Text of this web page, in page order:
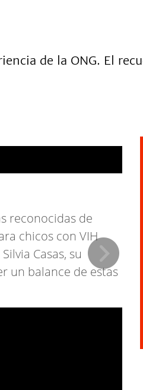
de la ONG. El
reconocidas de
chicos con VIH
Casas, su
un balance de estas